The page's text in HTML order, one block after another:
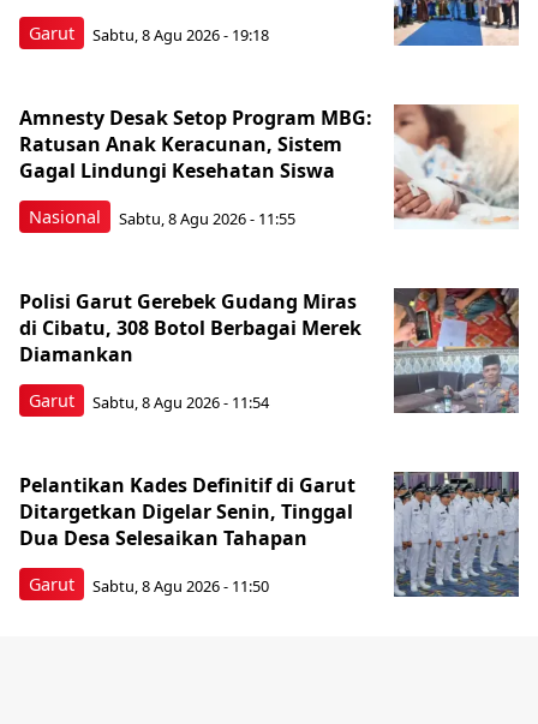
Garut Sabtu, 8 Agu 2026 - 19:18
Nasional
Amnesty Desak Setop Program MBG:
Ratusan Anak Keracunan, Sistem
Gagal Lindungi Kesehatan Siswa
Sabtu, 8 Agu 2026 - 11:55
Garut
Polisi Garut Gerebek Gudang Miras
di Cibatu, 308 Botol Berbagai Merek
Diamankan
Sabtu, 8 Agu 2026 - 11:54
Garut
Pelantikan Kades Definitif di Garut
Ditargetkan Digelar Senin, Tinggal
Dua Desa Selesaikan Tahapan
Sabtu, 8 Agu 2026 - 11:50